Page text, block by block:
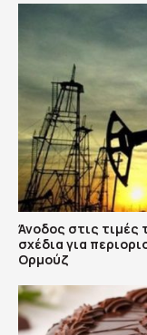
Άνοδος στις τιμές
σχέδια για
Ορμούζ